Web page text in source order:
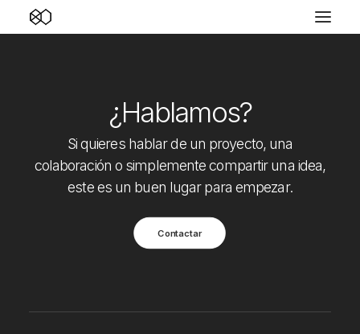
¿Hablamos?
Si quieres hablar de un proyecto, una
colaboración o simplemente compartir una idea,
este es un buen lugar para empezar.
Contactar